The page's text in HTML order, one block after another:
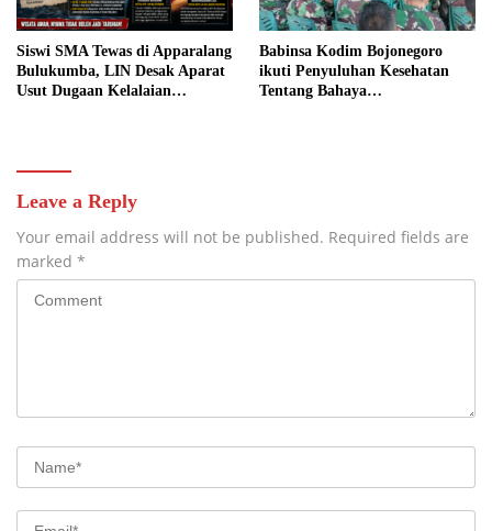
Siswi SMA Tewas di Apparalang
Bulukumba, LIN Desak Aparat
Usut Dugaan Kelalaian
Babinsa Kodim Bojonegoro
ikuti Penyuluhan Kesehatan
Tentang Bahaya
Leave a Reply
Your email address will not be published. Required fields are
marked *